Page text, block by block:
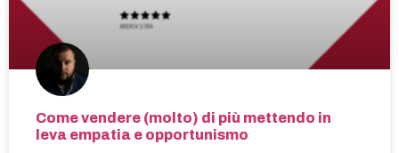
Come vendere (molto) di più mettendo in
leva empatia e opportunismo